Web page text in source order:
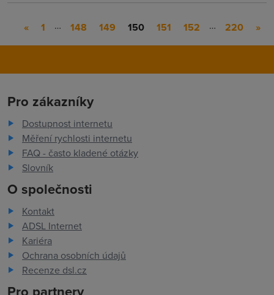
« 1 … 148 149 150 151 152 … 220 »
Pro zákazníky
Dostupnost internetu
Měření rychlosti internetu
FAQ - často kladené otázky
Slovník
O společnosti
Kontakt
ADSL Internet
Kariéra
Ochrana osobních údajů
Recenze dsl.cz